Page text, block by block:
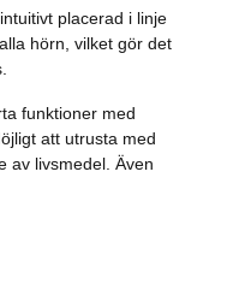
placerad i linje
hörn, vilket gör det
funktioner med
att utrusta med
av livsmedel. Även